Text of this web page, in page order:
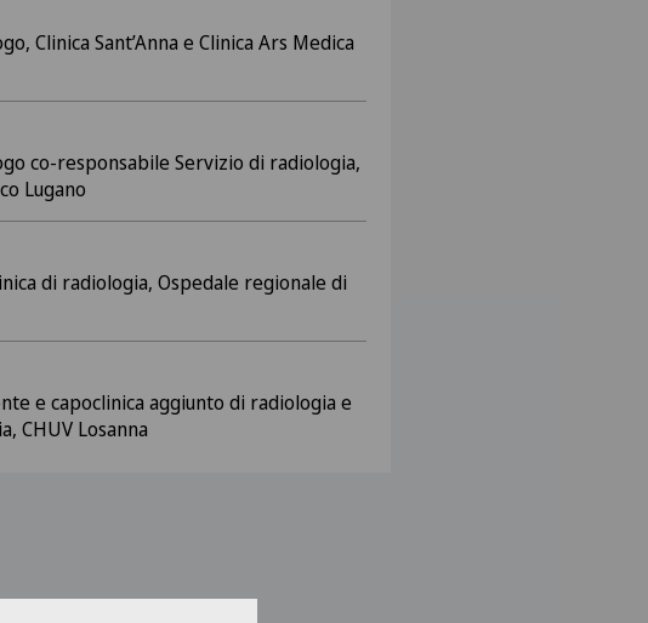
Clinica Sant’Anna e Clinica Ars Medica
co-responsabile Servizio di radiologia,
Lugano
di radiologia, Ospedale regionale di
e capoclinica aggiunto di radiologia e
CHUV Losanna